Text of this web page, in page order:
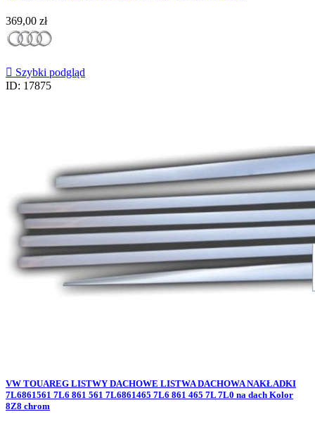
Cena
369,00 zł
 Szybki podgląd
ID: 17875
VW TOUAREG LISTWY DACHOWE LISTWA DACHOWA NAKŁADKI
7L6861561 7L6 861 561 7L6861465 7L6 861 465 7L 7L0 na dach Kolor
8Z8 chrom